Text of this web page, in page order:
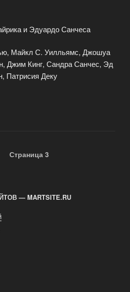
и Эдуардо Санчеса
Майкл С. Уилльямс, Джошуа
Джим Кинг, Сандра Санчес, Эд
Патрисия Деку
Страница 3
— MARTSITE.RU